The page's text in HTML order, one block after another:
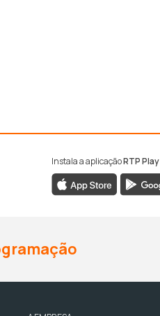
Instala a aplicaçãoRTP Play